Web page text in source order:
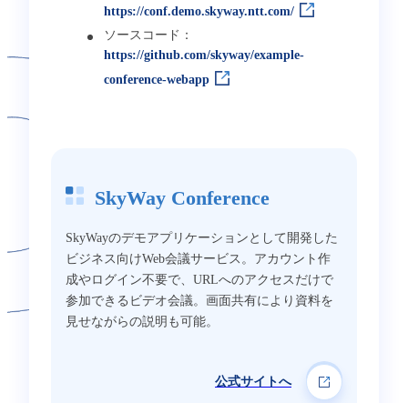
https://conf.demo.skyway.ntt.com/
ソースコード：
https://github.com/skyway/example-
conference-webapp
SkyWay Conference
SkyWayのデモアプリケーションとして開発した
ビジネス向けWeb会議サービス。アカウント作
成やログイン不要で、URLへのアクセスだけで
参加できるビデオ会議。画面共有により資料を
見せながらの説明も可能。
公式サイトへ